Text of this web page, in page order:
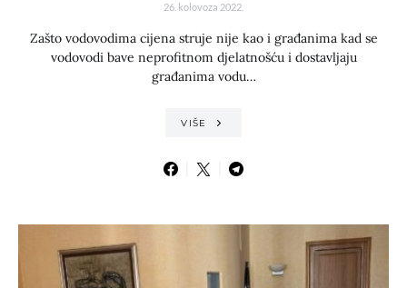
26. kolovoza 2022.
Zašto vodovodima cijena struje nije kao i građanima kad se
vodovodi bave neprofitnom djelatnošću i dostavljaju
građanima vodu…
VIŠE